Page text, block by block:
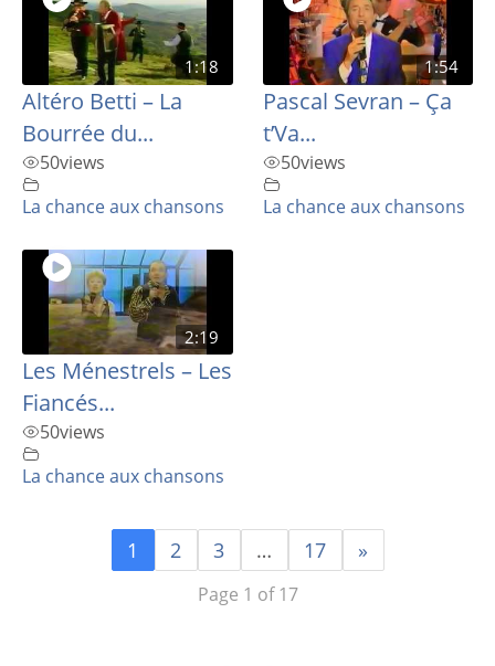
1:18
Altéro Betti – La
Bourrée du...
50views
La chance aux chansons
1:54
Pascal Sevran – Ça
t’Va...
50views
La chance aux chansons
2:19
Les Ménestrels – Les
Fiancés...
50views
La chance aux chansons
1 2 3 … 17 »
Page 1 of 17